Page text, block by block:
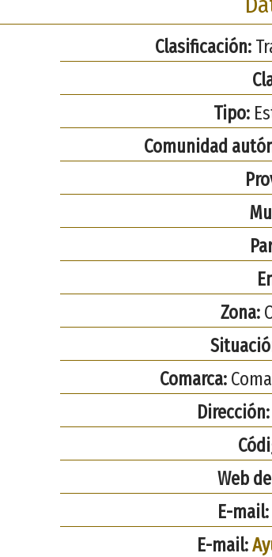
Clasificación:
Tipo:
Comunidad
Zona:
Comarca:
Dirección:
Web
E-mail:
E-mail: